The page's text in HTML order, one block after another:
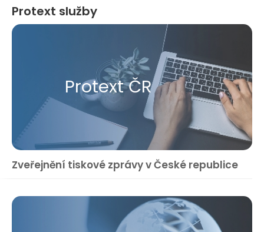
Protext služby
Protext ČR
Zveřejnění tiskové zprávy v České republice